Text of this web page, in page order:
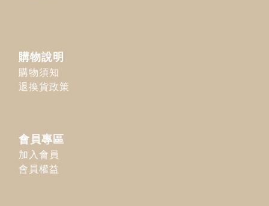
購物說明
購物須知
退換貨政策
會員專區
加入會員
會員權益